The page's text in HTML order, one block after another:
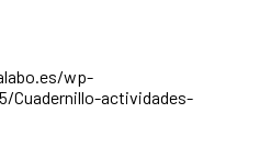
wp-
Cuadernillo-actividades-